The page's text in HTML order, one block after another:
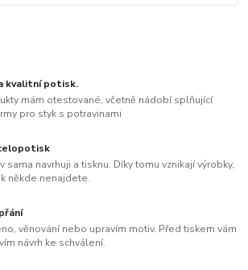
kvalitní potisk.
mám otestované, včetně nádobí splňující
pro styk s potravinami
sama navrhuji a tisknu. Díky tomu vznikají výrobky,
někde nenajdete.
věnování nebo upravím motiv. Před tiskem vám
návrh ke schválení.